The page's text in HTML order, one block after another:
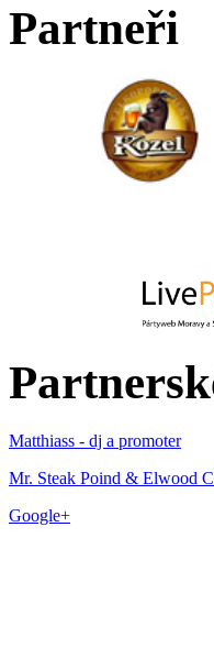
Partneři
Matthiass - dj a promoter
Mr. Steak Poind & Elwood
Google+